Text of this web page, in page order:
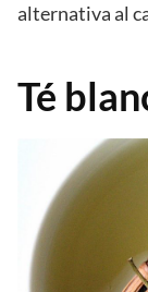
alternativa al
Té